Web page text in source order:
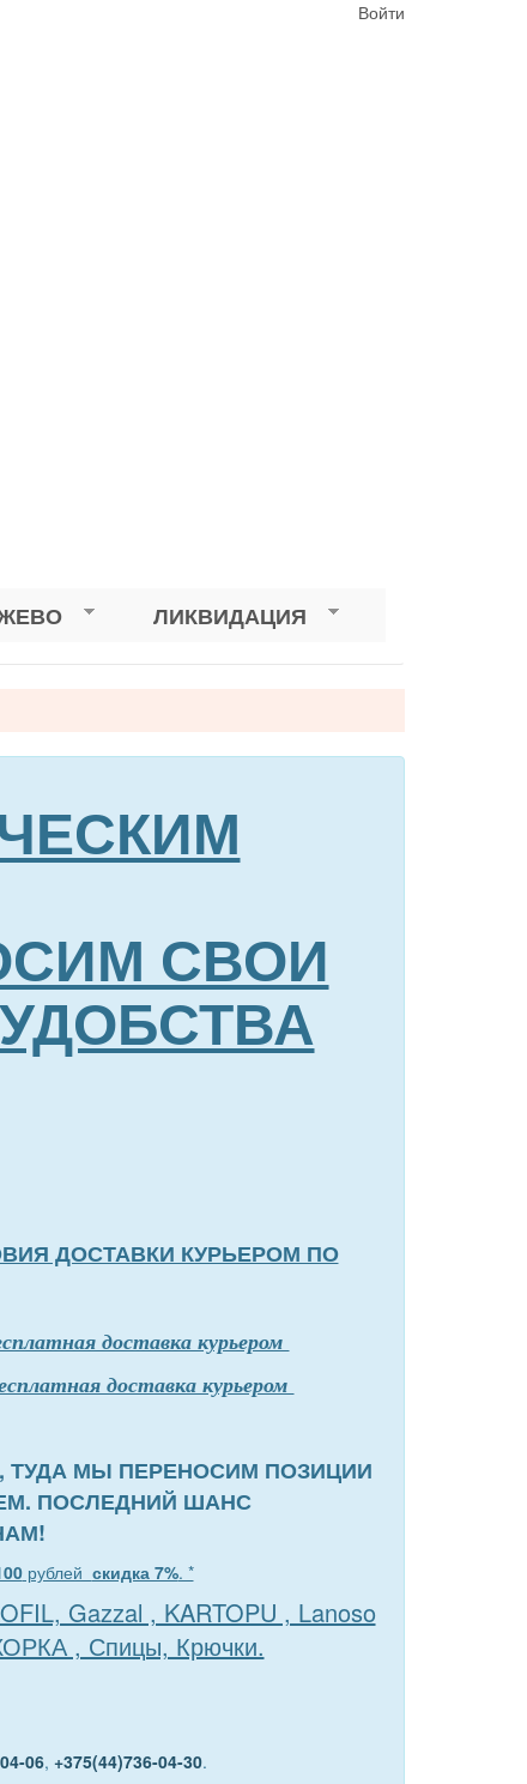
Войти
ЛИКВИДАЦИЯ
СВОИ
ДОСТАВКИ КУРЬЕРОМ ПО
доставка курьером
доставка курьером
ТУДА МЫ ПЕРЕНОСИМ ПОЗИЦИИ
ПОСЛЕДНИЙ ШАНС
рублей скидка 7%. *
Gazzal , KARTOPU , Lanoso
, Спицы, Крючки.
06, +375(44)736-04-30.